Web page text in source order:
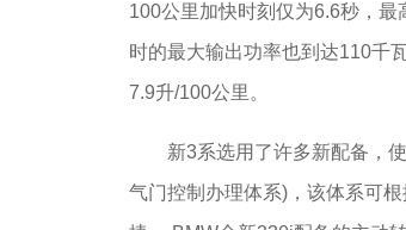
100公里加快时刻仅为6.6秒，
时的最大输出功率也到达110千
7.9升/100公里。
新3系选用了许多新配备，使
气门控制办理体系)，该体系可